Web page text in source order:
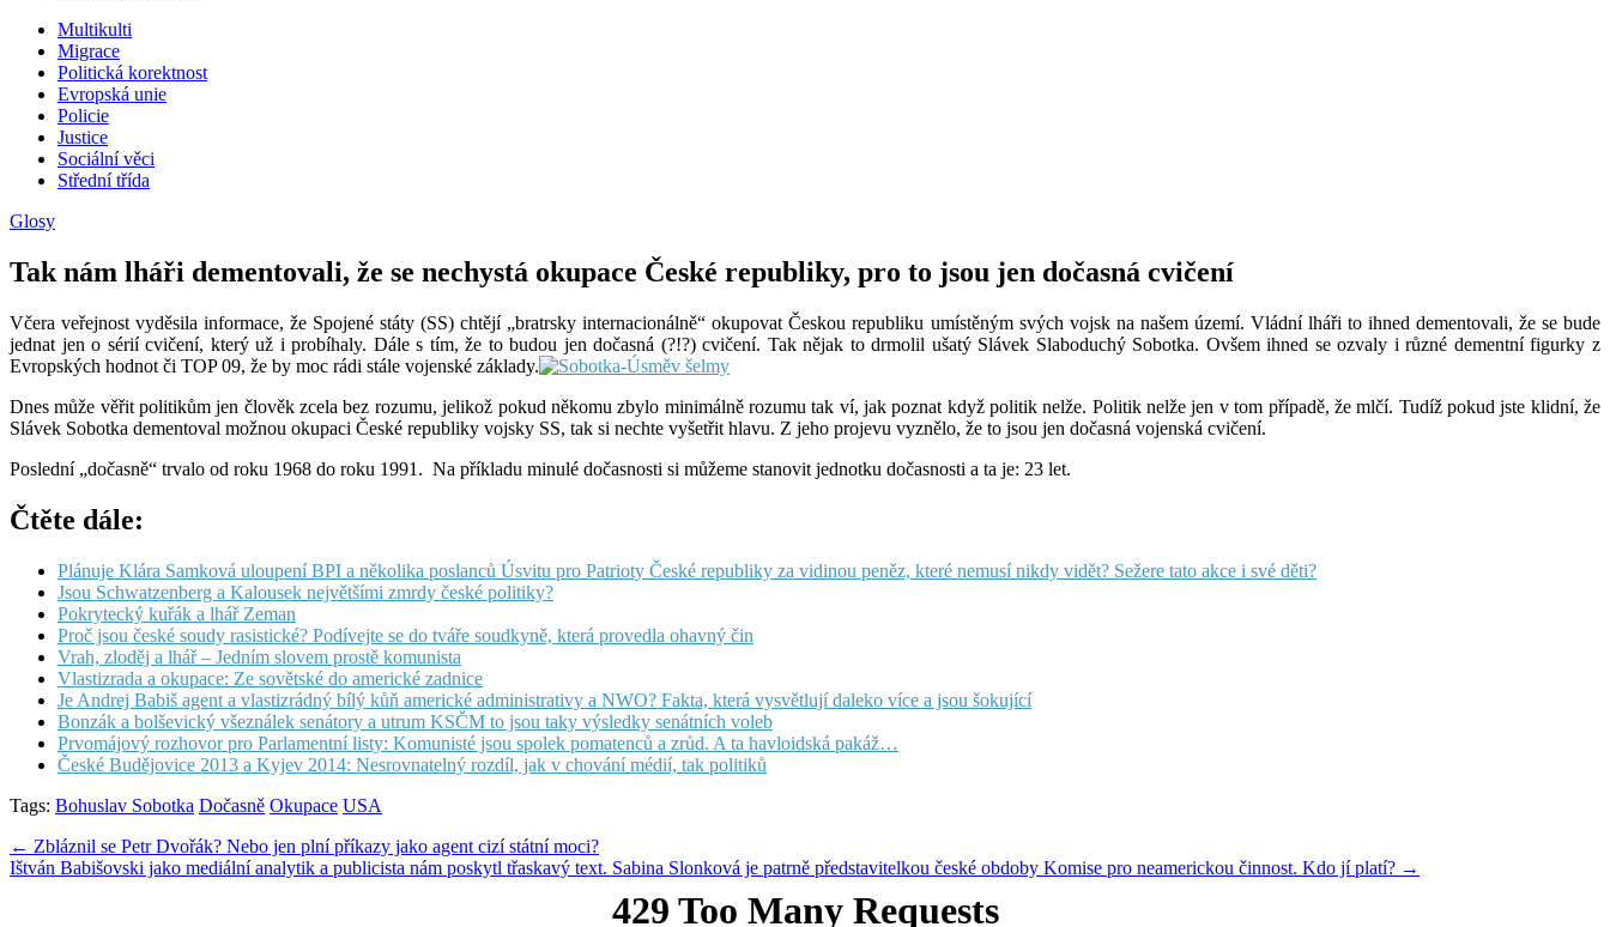
Sub
menu
Multikulti
Migrace
Politická korektnost
Evropská unie
Policie
Justice
Sociální věci
Střední třída
Glosy
Tak nám lháři dementovali, že se nechystá okupace České republiky, pro to jsou jen dočasná cvičení
Včera veřejnost vyděsila informace, že Spojené státy (SS) chtějí „bratrsky internacionálně“ okupovat Českou republiku umístěným svých vojsk na našem území. Vládní lháři to ihned dementovali, že se bude
jednat jen o sérií cvičení, který už i probíhaly. Dále s tím, že to budou jen dočasná (?!?) cvičení. Tak nějak to drmolil ušatý Slávek Slaboduchý Sobotka. Ovšem ihned se ozvaly i různé dementní figurky z
Evropských hodnot či TOP 09, že by moc rádi stále vojenské základy.
Dnes může věřit politikům jen člověk zcela bez rozumu, jelikož pokud někomu zbylo minimálně rozumu tak ví, jak poznat když politik nelže. Politik nelže jen v tom případě, že mlčí. Tudíž pokud jste klidní, že
Slávek Sobotka dementoval možnou okupaci České republiky vojsky SS, tak si nechte vyšetřit hlavu. Z jeho projevu vyznělo, že to jsou jen dočasná vojenská cvičení.
Poslední „dočasně“ trvalo od roku 1968 do roku 1991. Na příkladu minulé dočasnosti si můžeme stanovit jednotku dočasnosti a ta je: 23 let.
Čtěte dále:
Plánuje Klára Samková uloupení BPI a několika poslanců Úsvitu pro Patrioty České republiky za vidinou peněz, které nemusí nikdy vidět? Sežere tato akce i své děti?
Jsou Schwatzenberg a Kalousek největšími zmrdy české politiky?
Pokrytecký kuřák a lhář Zeman
Proč jsou české soudy rasistické? Podívejte se do tváře soudkyně, která provedla ohavný čin
Vrah, zloděj a lhář – Jedním slovem prostě komunista
Vlastizrada a okupace: Ze sovětské do americké zadnice
Je Andrej Babiš agent a vlastizrádný bílý kůň americké administrativy a NWO? Fakta, která vysvětlují daleko více a jsou šokující
Bonzák a bolševický všeználek senátory a utrum KSČM to jsou taky výsledky senátních voleb
Prvomájový rozhovor pro Parlamentní listy: Komunisté jsou spolek pomatenců a zrůd. A ta havloidská pakáž…
České Budějovice 2013 a Kyjev 2014: Nesrovnatelný rozdíl, jak v chování médií, tak politiků
Tags: Bohuslav Sobotka Dočasně Okupace USA
Post
navigation
← Zbláznil se Petr Dvořák? Nebo jen plní příkazy jako agent cizí státní moci?
Ištván Babišovski jako mediální analytik a publicista nám poskytl třaskavý text. Sabina Slonková je patrně představitelkou české obdoby Komise pro neamerickou činnost. Kdo jí platí? →